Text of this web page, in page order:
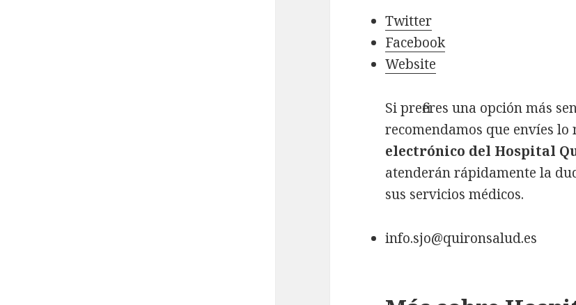
Twitter
Facebook
Website
Si prefieres una opción más
recomendamos que envíes lo
electrónico del Hospital
atenderán rápidamente la
sus servicios médicos.
info.sjo@quironsalud.es